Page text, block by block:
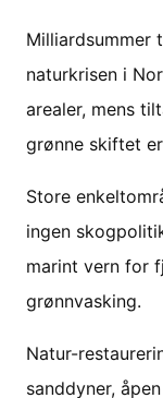
Milliardsummer
naturkrisen i
arealer, mens
grønne skiftet
Store
ingen
marint vern for
grønnvasking.
Natur-
sanddyner,